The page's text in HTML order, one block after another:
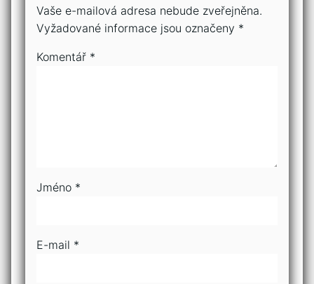
Vaše e-mailová adresa nebude zveřejněna.
Vyžadované informace jsou označeny *
Komentář *
Jméno *
E-mail *